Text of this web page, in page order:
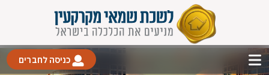
כניסה לחברים